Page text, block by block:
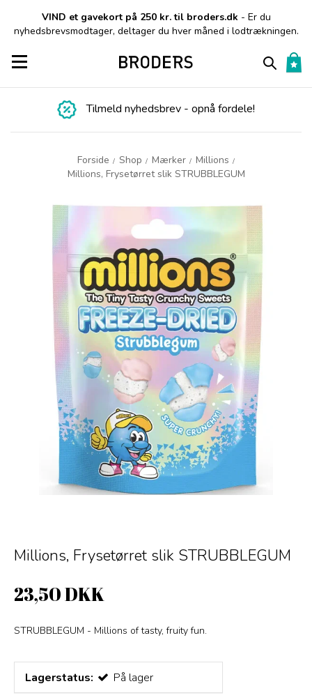
VIND et gavekort på 250 kr. til broders.dk - Er du
nyhedsbrevsmodtager, deltager du hver måned i lodtrækningen.
Toggle navigation
Tilmeld nyhedsbrev - opnå fordele!
Forside / Shop / Mærker / Millions /
Millions, Frysetørret slik STRUBBLEGUM
Millions, Frysetørret slik STRUBBLEGUM
23,50 DKK
STRUBBLEGUM - Millions of tasty, fruity fun.
Lagerstatus: På lager